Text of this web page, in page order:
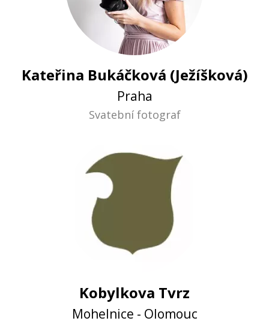
Kateřina Bukáčková (Ježíšková)
Praha
Svatební fotograf
Kobylkova Tvrz
Mohelnice - Olomouc